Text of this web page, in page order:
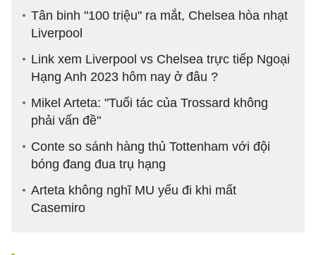
Tân binh "100 triệu" ra mắt, Chelsea hòa nhạt
Liverpool
Link xem Liverpool vs Chelsea trực tiếp Ngoại
Hạng Anh 2023 hôm nay ở đâu ?
Mikel Arteta: "Tuổi tác của Trossard không
phải vấn đề"
Conte so sánh hàng thủ Tottenham với đội
bóng đang đua trụ hạng
Arteta không nghĩ MU yếu đi khi mất
Casemiro